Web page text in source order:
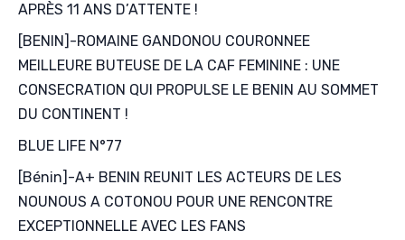
APRÈS 11 ANS D’ATTENTE !
[BENIN]-ROMAINE GANDONOU COURONNEE
MEILLEURE BUTEUSE DE LA CAF FEMININE : UNE
CONSECRATION QUI PROPULSE LE BENIN AU SOMMET
DU CONTINENT !
BLUE LIFE N°77
[Bénin]-A+ BENIN REUNIT LES ACTEURS DE LES
NOUNOUS A COTONOU POUR UNE RENCONTRE
EXCEPTIONNELLE AVEC LES FANS